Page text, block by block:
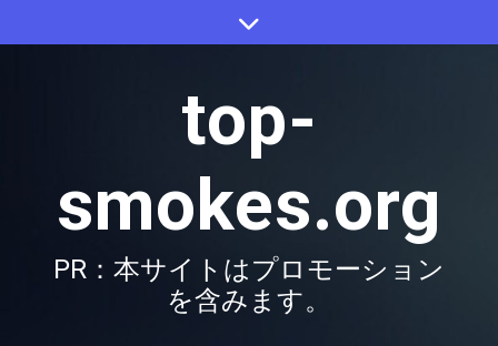
top-
smokes.org
PR：本サイトはプロモーション
を含みます。